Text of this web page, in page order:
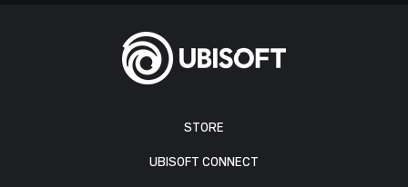
STORE
UBISOFT CONNECT